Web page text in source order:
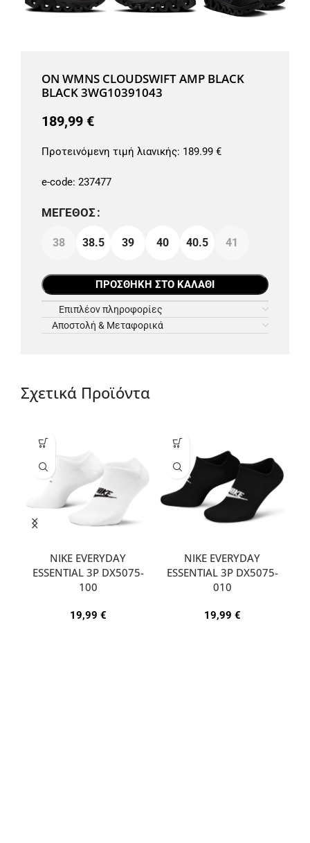
ON WMNS CLOUDSWIFT AMP BLACK
BLACK 3WG10391043
189,99 €
Προτεινόμενη τιμή λιανικής: 189.99 €
e-code: 237477
ΜΈΓΕΘΟΣ
38 38.5 39 40 40.5 41
ΠΡΟΣΘΉΚΗ ΣΤΟ ΚΑΛΆΘΙ
Επιπλέον πληροφορίες
Αποστολή & Μεταφορικά
Σχετικά Προϊόντα
NIKE EVERYDAY
ESSENTIAL 3P DX5075-
100
19,99 €
NIKE EVERYDAY
ESSENTIAL 3P DX5075-
010
19,99 €